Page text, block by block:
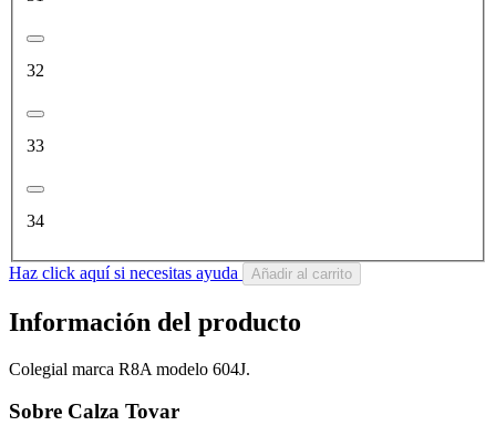
32
33
34
Haz click aquí si necesitas ayuda Añadir al carrito
Información del producto
Colegial marca R8A modelo 604J.
Sobre Calza Tovar